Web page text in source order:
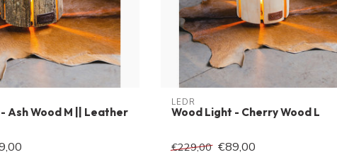
Ash Wood M || Leather
LEDR
Wood Light - Cherry Wood L
€229,00 €89,00